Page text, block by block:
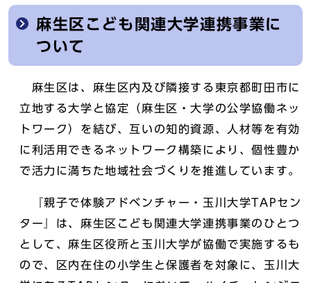
麻生区こども関連大学連携事業に
ついて
麻生区は、麻生区内及び隣接する東京都町田市に
立地する大学と協定（麻生区・大学の公学協働ネッ
トワーク）を結び、互いの知的資源、人材等を有効
に利活用できるネットワーク構築により、個性豊か
で活力に満ちた地域社会づくりを推進しています。
『親子で体験アドベンチャー・玉川大学TAPセン
ター』は、麻生区こども関連大学連携事業のひとつ
として、麻生区役所と玉川大学が協働で実施するも
ので、区内在住の小学生と保護者を対象に、玉川大